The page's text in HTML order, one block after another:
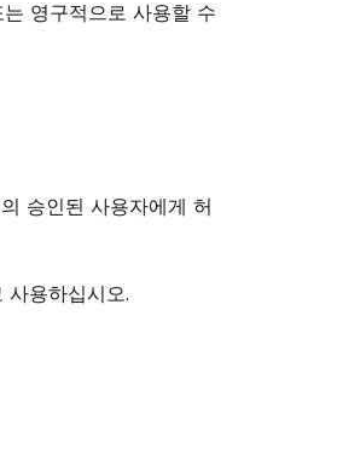
영구적으로 사용할 수
승인된 사용자에게 허
용하십시오.